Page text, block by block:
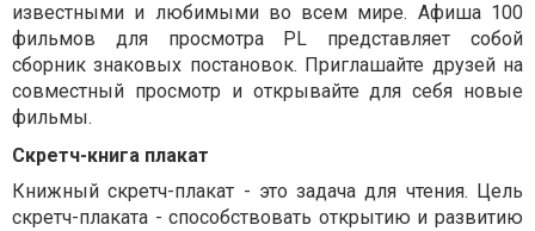
известными и любимыми во всем мире. Афиша 100
фильмов для просмотра PL представляет собой
сборник знаковых постановок. Приглашайте друзей на
совместный просмотр и открывайте для себя новые
фильмы.
Скретч-книга плакат
Книжный скретч-плакат - это задача для чтения. Цель
скретч-плаката - способствовать открытию и развитию